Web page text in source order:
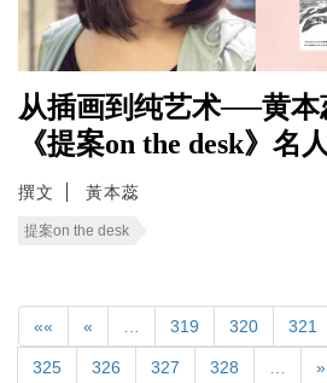
从插画到纯艺术──黄本
《提案on the desk》名
撰文 黃本蕊
提案on the desk
«« « 319 320 321
325 326 327 328 »